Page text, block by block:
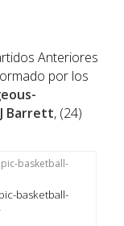
Anteriores
por los
Barrett, (24)
basketball-